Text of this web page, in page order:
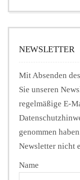
NEWSLETTER
Mit Absenden
Sie unseren
regelmäßige E-
genommen
Newsletter nicht
Name